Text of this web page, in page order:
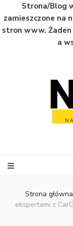
Strona/Blog
zamieszczone na
stron www.
a
Strona główna
ekspertami z